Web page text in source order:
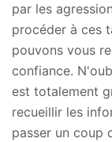
par les
procéder à ces
pouvons vous
confiance.
est totalement
recueillir les
passer un coup